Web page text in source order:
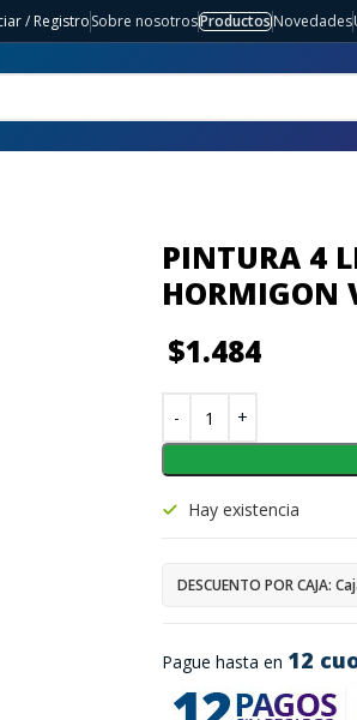
/ RegistroSobre nosotrosProductosNovedades
PINTURA 4
HORMIGON
$1.484
Pague hasta en 12
Hay existencia
DESCUENTO POR CAJA: